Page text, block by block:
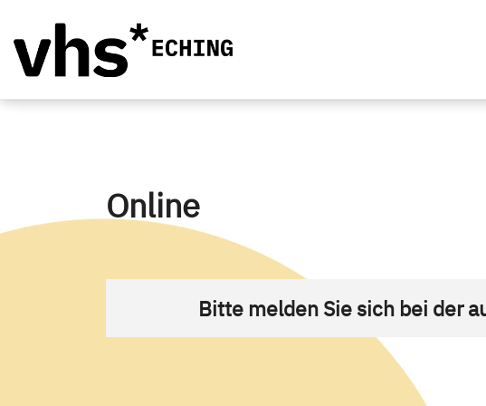
Online
Bitte melden Sie sich bei der